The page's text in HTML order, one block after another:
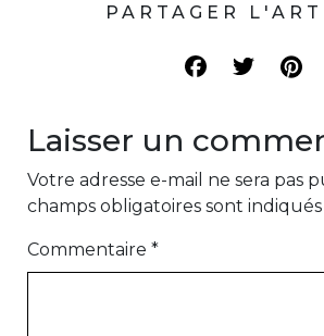
PARTAGER
Laisser un
Votre adresse e-mail ne sera pas
champs obligatoires sont
Commentaire *